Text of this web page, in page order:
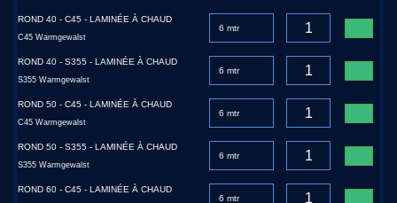
ROND 40 - C45 - LAMINÉE À CHAUD
C45 Warmgewalst
ROND 40 - S355 - LAMINÉE À CHAUD
S355 Warmgewalst
ROND 50 - C45 - LAMINÉE À CHAUD
C45 Warmgewalst
ROND 50 - S355 - LAMINÉE À CHAUD
S355 Warmgewalst
ROND 60 - C45 - LAMINÉE À CHAUD